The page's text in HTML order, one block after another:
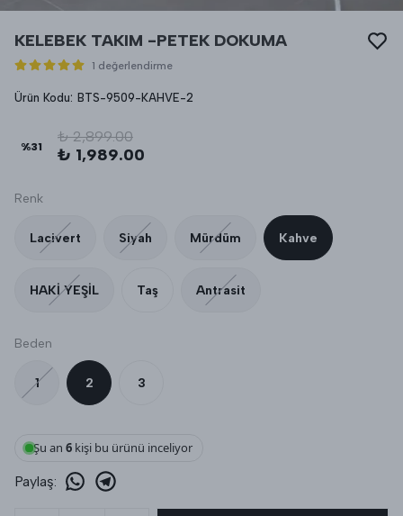
KELEBEK TAKIM -PETEK DOKUMA
1 değerlendirme
Ürün Kodu: BTS-9509-KAHVE-2
%31
₺ 2,899.00
₺ 1,989.00
Renk
Lacivert Siyah Mürdüm Kahve
HAKİ YEŞİL Taş Antrasit
Beden
1 2 3
Şu an 7kişi bu ürünü inceliyor
Paylaş: